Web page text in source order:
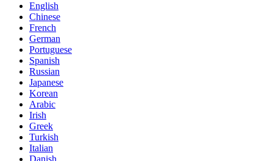
English
Chinese
French
German
Portuguese
Spanish
Russian
Japanese
Korean
Arabic
Irish
Greek
Turkish
Italian
Danish